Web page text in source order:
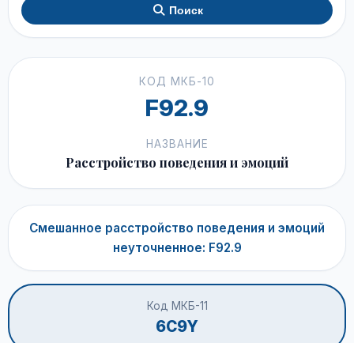
Поиск
КОД МКБ-10
F92.9
НАЗВАНИЕ
Расстройство поведения и эмоций
Смешанное расстройство поведения и эмоций
неуточненное: F92.9
Код МКБ-11
6C9Y